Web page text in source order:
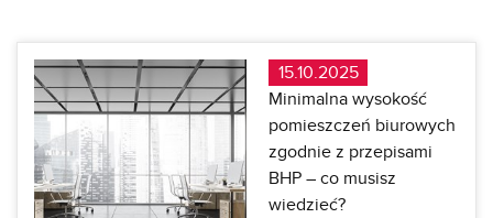
15.10.2025
Minimalna wysokość
pomieszczeń biurowych
zgodnie z przepisami
BHP – co musisz
wiedzieć?